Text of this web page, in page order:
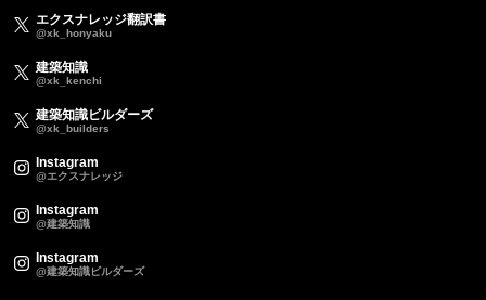
エクスナレッジ翻訳書
@xk_honyaku
建築知識
@xk_kenchi
建築知識ビルダーズ
@xk_builders
Instagram
@エクスナレッジ
Instagram
@建築知識
Instagram
@建築知識ビルダーズ